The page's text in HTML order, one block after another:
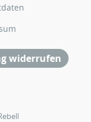
widerrufen